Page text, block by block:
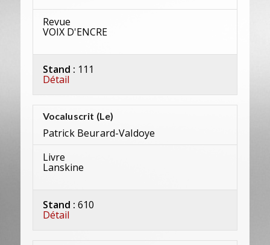
Revue
VOIX D'ENCRE
Stand : 111
Détail
Vocaluscrit (Le)
Patrick Beurard-Valdoye
Livre
Lanskine
Stand : 610
Détail